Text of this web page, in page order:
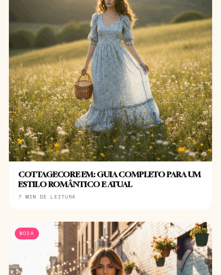
COTTAGECORE EM: GUIA COMPLETO PARA UM
ESTILO ROMÂNTICO E ATUAL
7 MIN DE LEITURA
MODA